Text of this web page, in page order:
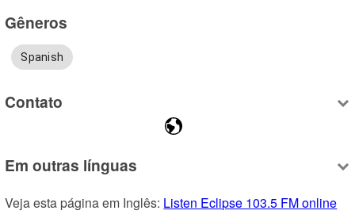
Gêneros
Spanish
Contato
Em outras línguas
Veja esta página em Inglês: Listen Eclipse 103.5 FM online